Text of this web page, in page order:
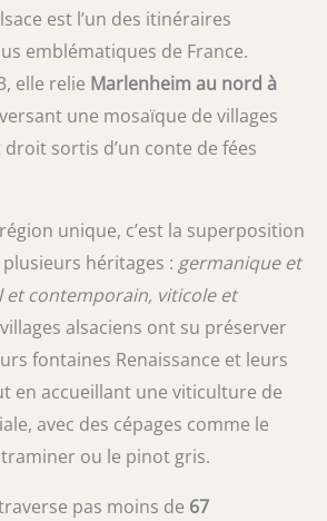
est l’un des itinéraires
emblématiques de France.
elle relie Marlenheim au nord à
une mosaïque de villages
sortis d’un conte de fées
unique, c’est la superposition
héritages : germanique et
et contemporain, viticole et
alsaciens ont su préserver
fontaines Renaissance et leurs
en accueillant une viticulture de
avec des cépages comme le
ou le pinot gris.
pas moins de 67